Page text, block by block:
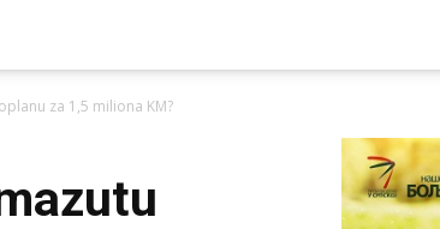
za 1,5 miliona KM?